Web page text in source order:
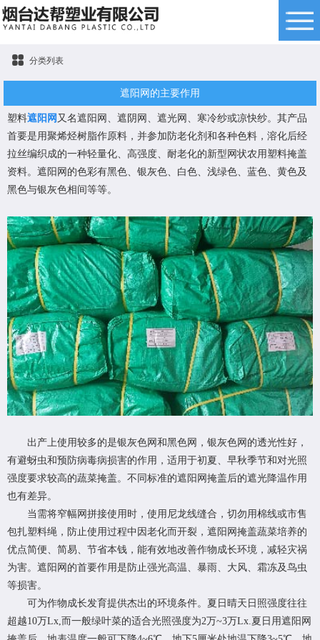
分类列表
遮阳网的主要作用
塑料遮阳网 又名遮阳网、遮阴网、遮光网、寒冷纱或凉快纱。其产品
首要是用聚烯烃树脂作原料，并参加防老化剂和各种色料，溶化后经
拉丝编织成的一种轻量化、高强度、耐老化的新型网状农用塑料掩盖
资料。遮阳网的色彩有黑色、银灰色、白色、浅绿色、蓝色、黄色及
黑色与银灰色相间等等。
出产上使用较多的是银灰色网和黑色网，银灰色网的透光性好，
有避蚜虫和预防病毒病损害的作用，适用于初夏、早秋季节和对光照
强度要求较高的蔬菜掩盖。不同标准的遮阳网掩盖后的遮光降温作用
也有差异。
当需将窄幅网拼接使用时，使用尼龙线缝合，切勿用棉线或市售
包扎塑料绳，防止使用过程中因老化而开裂，遮阳网掩盖蔬菜培养的
优点简便、简易、节省本钱，能有效地改善作物成长环境，减轻灾祸
为害。遮阳网的首要作用是防止强光高温、暴雨、大风、霜冻及鸟虫
等损害。
可为作物成长发育提供杰出的环境条件。夏日晴天日照强度往往
超越10万Lx,而一般绿叶菜的适合光照强度为2万~3万Lx.夏日用遮阳网